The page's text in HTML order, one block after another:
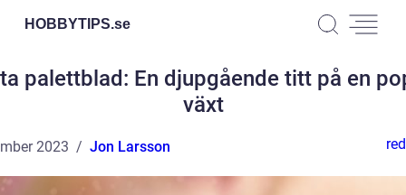
HOBBYTIPS.se
palettblad: En djupgående titt på en
växt
2023 Jon Larsson